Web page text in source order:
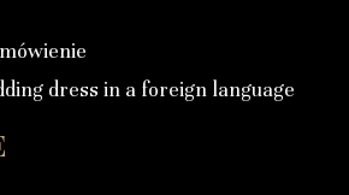
dress in a foreign language